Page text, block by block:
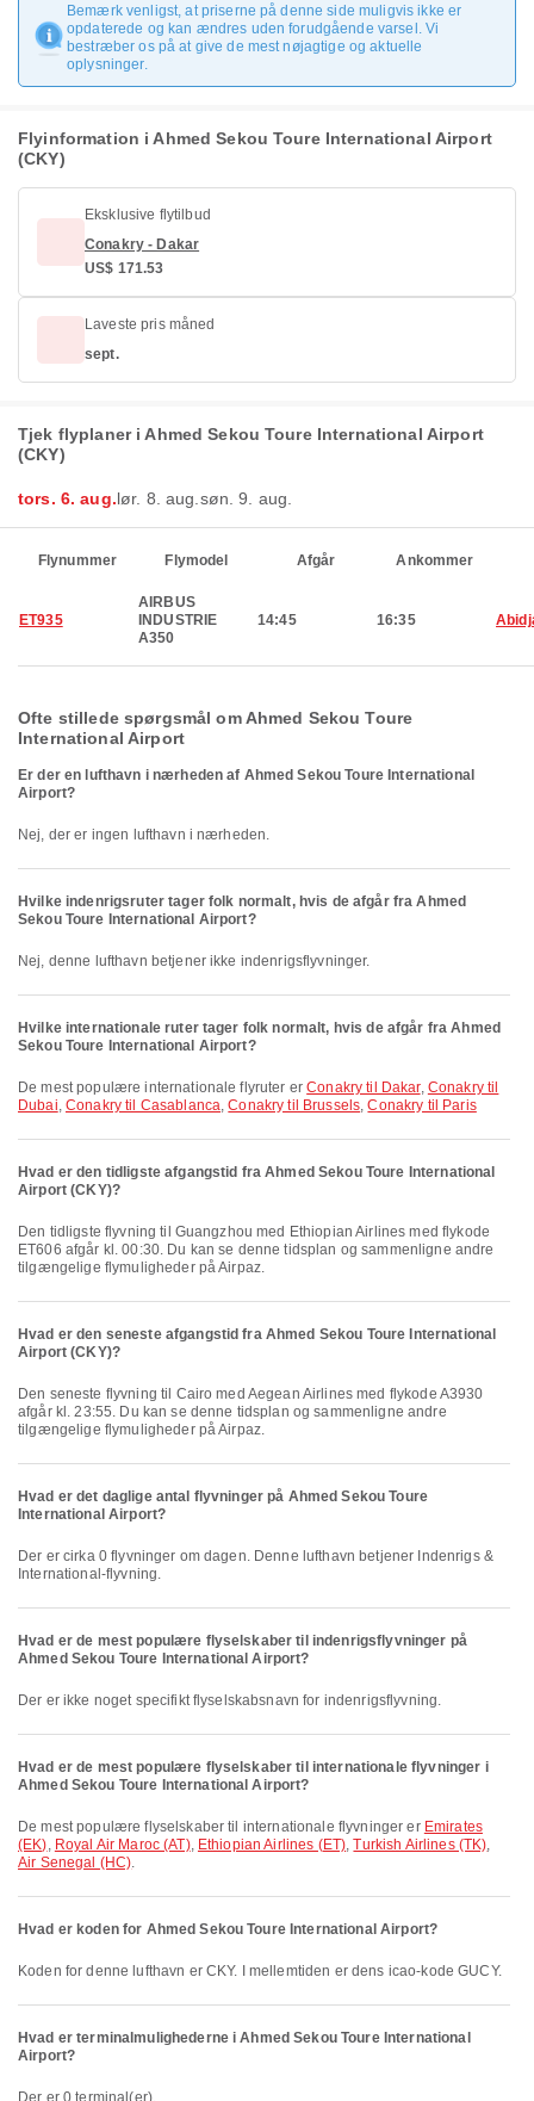
Bemærk venligst, at priserne på denne side muligvis ikke er
opdaterede og kan ændres uden forudgående varsel. Vi
bestræber os på at give de mest nøjagtige og aktuelle
oplysninger.
Flyinformation i Ahmed Sekou Toure International Airport
(CKY)
Eksklusive flytilbud
Conakry - Dakar
US$ 171.53
Laveste pris måned
sept.
Tjek flyplaner i Ahmed Sekou Toure International Airport
(CKY)
tors. 6. aug.lør. 8. aug. søn. 9. aug.
Flynummer Flymodel Afgår Ankommer
ET935
AIRBUS
INDUSTRIE
A350
14:45 16:35
Ofte stillede spørgsmål om Ahmed Sekou Toure
International Airport
Er der en lufthavn i nærheden af Ahmed Sekou Toure International
Airport?
Nej, der er ingen lufthavn i nærheden.
Hvilke indenrigsruter tager folk normalt, hvis de afgår fra Ahmed
Sekou Toure International Airport?
Nej, denne lufthavn betjener ikke indenrigsflyvninger.
Hvilke internationale ruter tager folk normalt, hvis de afgår fra Ahmed
Sekou Toure International Airport?
De mest populære internationale flyruter erConakry til Dakar, Conakry til
Dubai, Conakry til Casablanca,Conakry til Brussels,Conakry til Paris
Hvad er den tidligste afgangstid fra Ahmed Sekou Toure International
Airport (CKY)?
Den tidligste flyvning til Guangzhou med Ethiopian Airlines med flykode
ET606 afgår kl. 00:30. Du kan se denne tidsplan og sammenligne andre
tilgængelige flymuligheder på Airpaz.
Hvad er den seneste afgangstid fra Ahmed Sekou Toure International
Airport (CKY)?
Den seneste flyvning til Cairo med Aegean Airlines med flykode A3930
afgår kl. 23:55. Du kan se denne tidsplan og sammenligne andre
tilgængelige flymuligheder på Airpaz.
Hvad er det daglige antal flyvninger på Ahmed Sekou Toure
International Airport?
Der er cirka 0 flyvninger om dagen. Denne lufthavn betjener Indenrigs &
International-flyvning.
Hvad er de mest populære flyselskaber til indenrigsflyvninger på
Ahmed Sekou Toure International Airport?
Der er ikke noget specifikt flyselskabsnavn for indenrigsflyvning.
Hvad er de mest populære flyselskaber til internationale flyvninger i
Ahmed Sekou Toure International Airport?
De mest populære flyselskaber til internationale flyvninger er Emirates
(EK), Royal Air Maroc (AT), Ethiopian Airlines (ET),Turkish Airlines (TK),
Air Senegal (HC).
Hvad er koden for Ahmed Sekou Toure International Airport?
Koden for denne lufthavn er CKY. I mellemtiden er dens icao-kode GUCY.
Hvad er terminalmulighederne i Ahmed Sekou Toure International
Airport?
Der er 0 terminal(er),